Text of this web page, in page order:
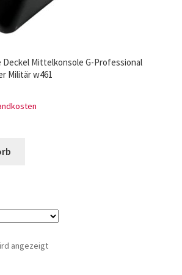
Deckel Mittelkonsole G-Professional
Militär w461
angezeigt